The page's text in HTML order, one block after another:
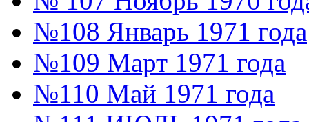
№108 Январь 1971 года
№109 Март 1971 года
№110 Май 1971 года